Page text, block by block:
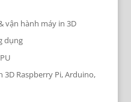
vận hành máy in 3D
dụng
Raspberry Pi, Arduino,